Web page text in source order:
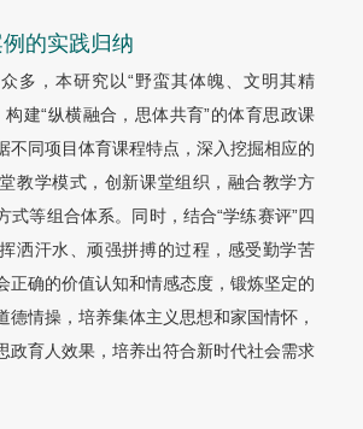
的实践归纳
多，本研究以“野蛮其体魄、文明其精
构建“纵横融合，思体共育”的体育思政课
不同项目体育课程特点，深入挖掘相应的
教学模式，创新课堂组织，融合教学方
式等组合体系。同时，结合“学练赛评”四
洒汗水、顽强拼搏的过程，感受勤学苦
正确的价值认知和情感态度，锻炼坚定的
德情操，培养集体主义思想和家国情怀，
政育人效果，培养出符合新时代社会需求